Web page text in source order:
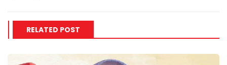
RELATED POST